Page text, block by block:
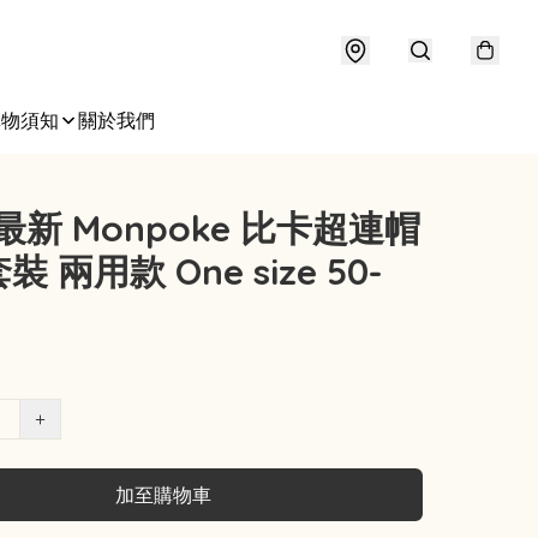
須知 關於我們
新 Monpoke 比卡超連帽
裝 兩用款 One size 50-
+
加至購物車